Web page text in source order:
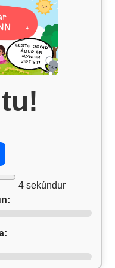
4sekúndur